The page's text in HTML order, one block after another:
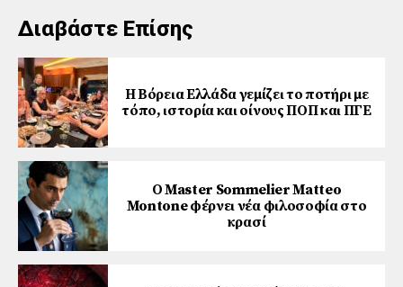
Διαβάστε Επίσης
Η Βόρεια Ελλάδα γεμίζει το ποτήρι με
τόπο, ιστορία και οίνους ΠΟΠ και ΠΓΕ
Ο Master Sommelier Matteo
Montone φέρνει νέα φιλοσοφία στο
κρασί